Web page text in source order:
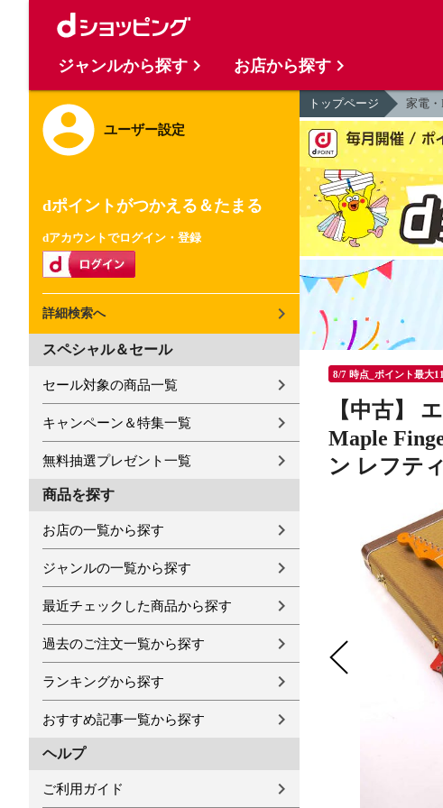
ユーザー設定
dポイントがつかえる＆たまる
dアカウントでログイン・登録
詳細検索へ
スペシャル＆セール
セール対象の商品一覧
キャンペーン＆特集一覧
無料抽選プレゼント一覧
商品を探す
お店の一覧から探す
ジャンルの一覧から探す
最近チェックした商品から探す
過去のご注文一覧から探す
ランキングから探す
おすすめ記事一覧から探す
ヘルプ
ご利用ガイド
トップページ 家電
8/7 時点_ポイント最大
【中古】
Maple
ン レフテ
ジャンルから探す お店から探す